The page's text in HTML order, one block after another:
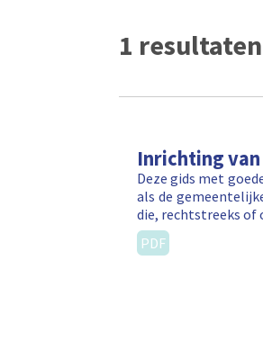
1 resultaten
Inrichting
Deze gids met
als de
die, rechtstreeks
PDF